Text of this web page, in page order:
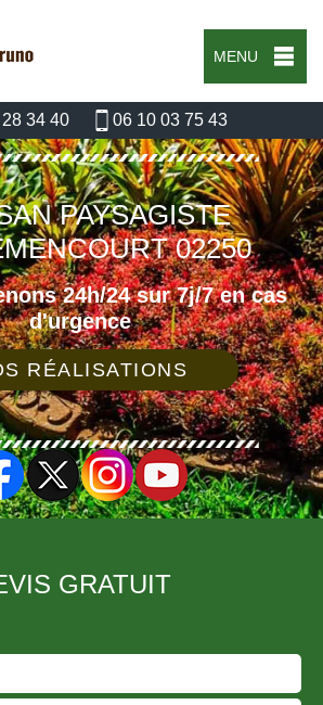
MENU
34 40 06 10 03 75 43
PAYSAGISTE
02250
24h/24 sur 7j/7 en cas
d'urgence
RÉALISATIONS
GRATUIT